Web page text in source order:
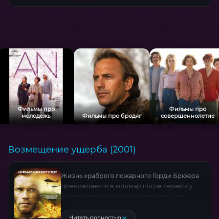
Фильмы про
молодежь
Фильмы про бродяг
Фильмы про
совершеннолетие
Возмещение ущерба (2001)
Жизнь храброго пожарного Горди Брюера
превращается в кошмар после теракта у
он отправляется в логово колумбийских